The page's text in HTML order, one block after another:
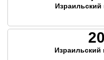
Израильский
Израильский